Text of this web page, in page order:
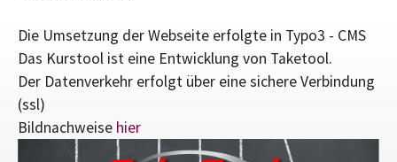
Die Umsetzung der Webseite erfolgte in Typo3 - CMS
Das Kurstool ist eine Entwicklung von Taketool.
Der Datenverkehr erfolgt über eine sichere Verbindung
(ssl)
Bildnachweise hier